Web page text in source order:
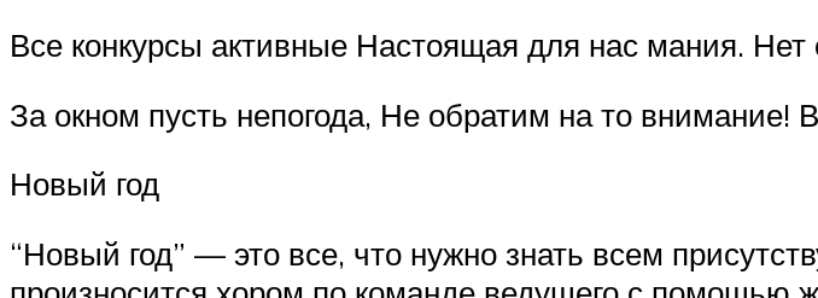
Все конкурсы активные Настоящая для нас мания.
За окном пусть непогода, Не обратим на то
Новый год
“Новый год” — это все, что нужно знать всем